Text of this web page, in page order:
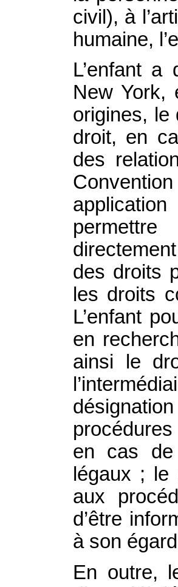
civil), à
humaine,
L’enfant
New York,
origines, le
droit, en
des
des droits
les droits
L’enfant
en
ainsi le
en cas de
légaux ; le
aux
d’être
à son
En outre,